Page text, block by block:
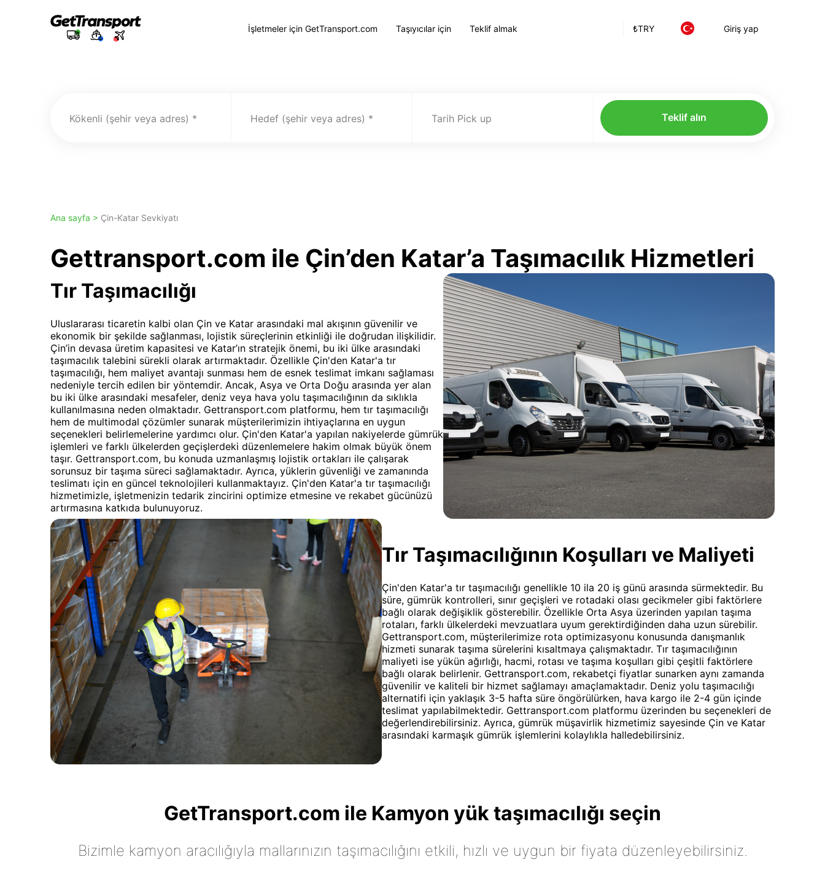
₺TRY Giriş yap
İşletmeler için GetTransport.com Taşıyıcılar için Teklif almak
Kökenli (şehir veya adres) Hedef (şehir veya adres) Tarih Pick up Teklif alın
Ana sayfa > Çin-Katar Sevkiyatı
Gettransport.com ile Çin’den Katar’a Taşımacılık Hizmetleri
Tır Taşımacılığı
Uluslararası ticaretin kalbi olan Çin ve Katar arasındaki mal akışının güvenilir ve
ekonomik bir şekilde sağlanması, lojistik süreçlerinin etkinliği ile doğrudan ilişkilidir.
Çin’in devasa üretim kapasitesi ve Katar’ın stratejik önemi, bu iki ülke arasındaki
taşımacılık talebini sürekli olarak artırmaktadır. Özellikle Çin'den Katar'a tır
taşımacılığı, hem maliyet avantajı sunması hem de esnek teslimat imkanı sağlaması
nedeniyle tercih edilen bir yöntemdir. Ancak, Asya ve Orta Doğu arasında yer alan
bu iki ülke arasındaki mesafeler, deniz veya hava yolu taşımacılığının da sıklıkla
kullanılmasına neden olmaktadır. Gettransport.com platformu, hem tır taşımacılığı
hem de multimodal çözümler sunarak müşterilerimizin ihtiyaçlarına en uygun
seçenekleri belirlemelerine yardımcı olur. Çin'den Katar'a yapılan nakiyelerde gümrük
işlemleri ve farklı ülkelerden geçişlerdeki düzenlemelere hakim olmak büyük önem
taşır. Gettransport.com, bu konuda uzmanlaşmış lojistik ortakları ile çalışarak
sorunsuz bir taşıma süreci sağlamaktadır. Ayrıca, yüklerin güvenliği ve zamanında
teslimatı için en güncel teknolojileri kullanmaktayız. Çin'den Katar'a tır taşımacılığı
hizmetimizle, işletmenizin tedarik zincirini optimize etmesine ve rekabet gücünüzü
artırmasına katkıda bulunuyoruz.
Tır Taşımacılığının Koşulları ve Maliyeti
Çin'den Katar'a tır taşımacılığı genellikle 10 ila 20 iş günü arasında sürmektedir. Bu
süre, gümrük kontrolleri, sınır geçişleri ve rotadaki olası gecikmeler gibi faktörlere
bağlı olarak değişiklik gösterebilir. Özellikle Orta Asya üzerinden yapılan taşıma
rotaları, farklı ülkelerdeki mevzuatlara uyum gerektirdiğinden daha uzun sürebilir.
Gettransport.com, müşterilerimize rota optimizasyonu konusunda danışmanlık
hizmeti sunarak taşıma sürelerini kısaltmaya çalışmaktadır. Tır taşımacılığının
maliyeti ise yükün ağırlığı, hacmi, rotası ve taşıma koşulları gibi çeşitli faktörlere
bağlı olarak belirlenir. Gettransport.com, rekabetçi fiyatlar sunarken aynı zamanda
güvenilir ve kaliteli bir hizmet sağlamayı amaçlamaktadır. Deniz yolu taşımacılığı
alternatifi için yaklaşık 3-5 hafta süre öngörülürken, hava kargo ile 2-4 gün içinde
teslimat yapılabilmektedir. Gettransport.com platformu üzerinden bu seçenekleri de
değerlendirebilirsiniz. Ayrıca, gümrük müşavirlik hizmetimiz sayesinde Çin ve Katar
arasındaki karmaşık gümrük işlemlerini kolaylıkla halledebilirsiniz.
GetTransport.com ile Kamyon yük taşımacılığı seçin
Bizimle kamyon aracılığıyla mallarınızın taşımacılığını etkili, hızlı ve uygun bir fiyata düzenleyebilirsiniz.